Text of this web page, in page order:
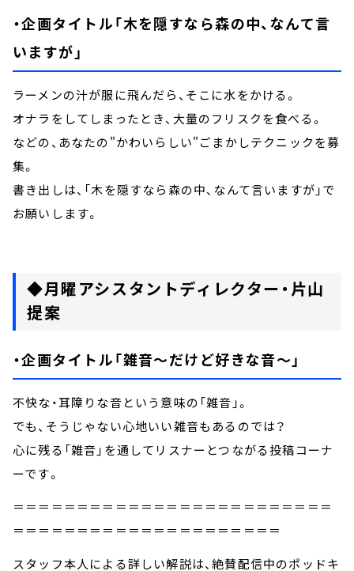
・企画タイトル「木を隠すなら森の中、なんて言
いますが」
ラーメンの汁が服に飛んだら、そこに水をかける。
オナラをしてしまったとき、大量のフリスクを食べる。
などの、あなたの"かわいらしい"ごまかしテクニックを募
集。
書き出しは、「木を隠すなら森の中、なんて言いますが」で
お願いします。
◆月曜アシスタントディレクター・片山
提案
・企画タイトル「雑音～だけど好きな音～」
不快な・耳障りな音という意味の「雑音」。
でも、そうじゃない心地いい雑音もあるのでは？
心に残る「雑音」を通してリスナーとつながる投稿コーナ
ーです。
＝＝＝＝＝＝＝＝＝＝＝＝＝＝＝＝＝＝＝＝＝＝＝＝＝
＝＝＝＝＝＝＝＝＝＝＝＝＝＝＝＝＝＝＝＝＝
スタッフ本人による詳しい解説は、絶賛配信中のポッドキ